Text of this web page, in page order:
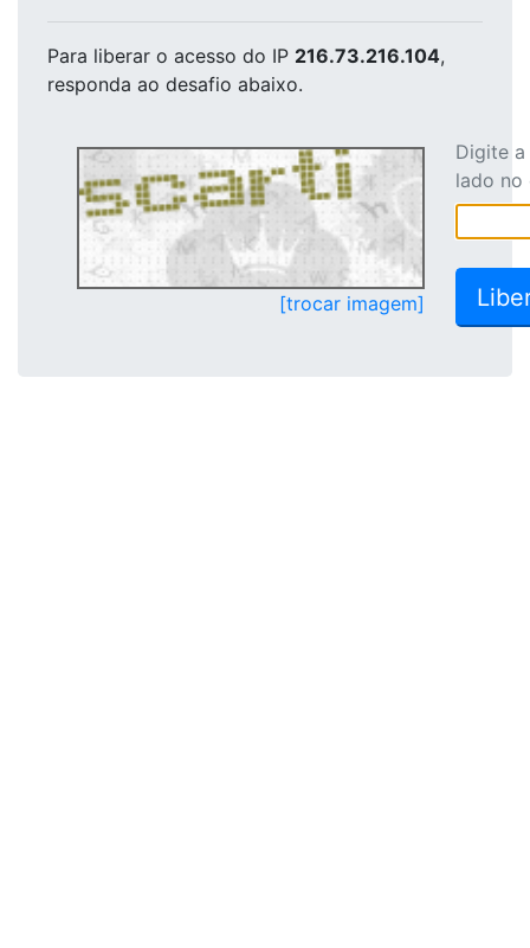
Para liberar o acesso do IP 216.73.216.104,
responda ao desafio abaixo.
[trocar imagem]
Digite
lado no